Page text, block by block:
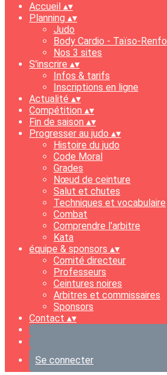
Accueil ▴▾
Planning ▴▾
Judo
Body Cardio - Taïso-Renfo
Nos 3 sites
S'inscrire ▴▾
Infos & tarifs
Inscriptions en ligne
Actualité ▴▾
Compétition ▴▾
Fin de saison ▴▾
Progresser au judo ▴▾
Histoire du judo
Code Moral
Grades
Nœud de ceinture
Salut et chutes
Techniques et vocabulaire
Combat
Comprendre l'arbitre
Kata
équipe & sponsors ▴▾
Comité directeur
Professeurs
Ceintures noires
Arbitres et commissaires
Sponsors
Contact ▴▾
Se connecter